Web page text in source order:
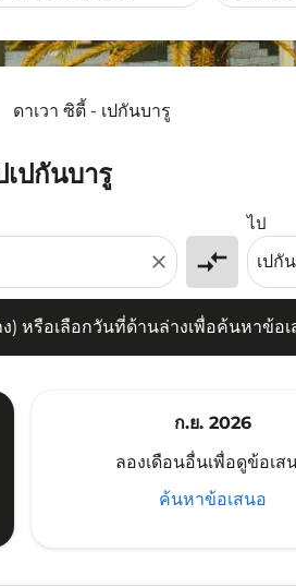
ดาเวา ซิตี้ - เปกันบารู
ปกันบารู
close compare_arrows
ไป
) หรือเลือกวันที่ด้านล่างเพื่อค้นหาข้อเ
รือเลือกวันที่ด้านล่างเพื่อค้นหาข้อเสน
ก.ย. 2026
ลองเดือนอื่นเพื่อดูข้อเส
ค้นหาข้อเสนอ